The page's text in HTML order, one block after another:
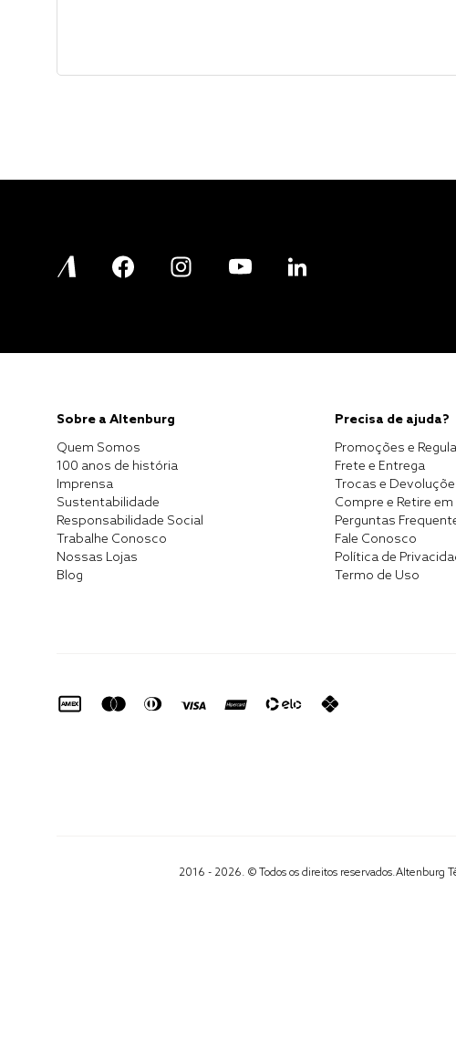
Sobre a Altenburg
Quem Somos
100 anos de história
Imprensa
Sustentabilidade
Responsabilidade Social
Trabalhe Conosco
Nossas Lojas
Blog
Precisa de ajuda?
Promoções e
Frete e Entrega
Trocas e
Compre e Retire em
Perguntas
Fale Conosco
Política de
Termo de Uso
2016 - 2026. © Todos os direitos reservados.Altenburg